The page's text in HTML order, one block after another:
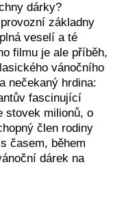
dárky?
základny
veselí a té
filmu je ale příběh,
vánočního
nečekaný hrdina:
fascinující
stovek milionů, o
člen rodiny
časem, během
dárek na